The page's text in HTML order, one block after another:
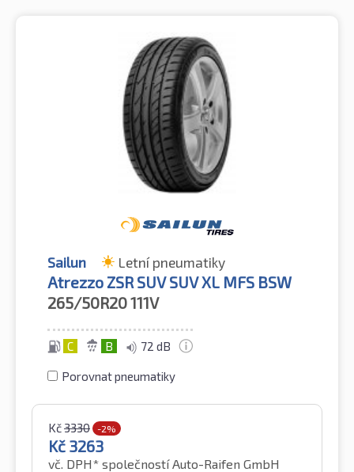
Sailun Letní pneumatiky
Atrezzo ZSR SUV SUV XL MFS BSW
265/50R20111V
C B 72 dB
Porovnat pneumatiky
Kč3330 -2%
Kč 3263
vč. DPH* společností Auto-Raifen GmbH